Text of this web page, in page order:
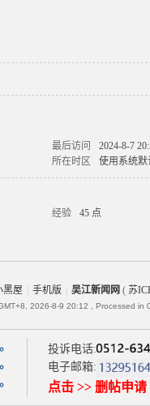
最后访问
2024-8-7
所在时区 使用系统默
经验
45 点
黑屋 手机版 吴江新闻网 ( 苏
2026-8-9 20:12 , Processed in
投诉电话:
电子邮箱:
点击 >> 删帖申请